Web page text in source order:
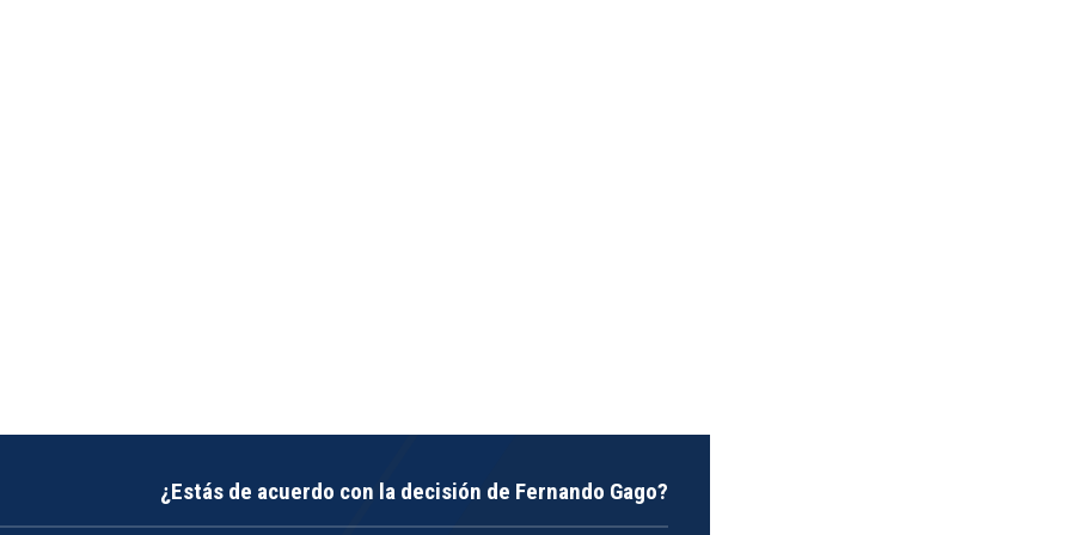
¿Estás de acuerdo con la decisión de Fernando Gago?